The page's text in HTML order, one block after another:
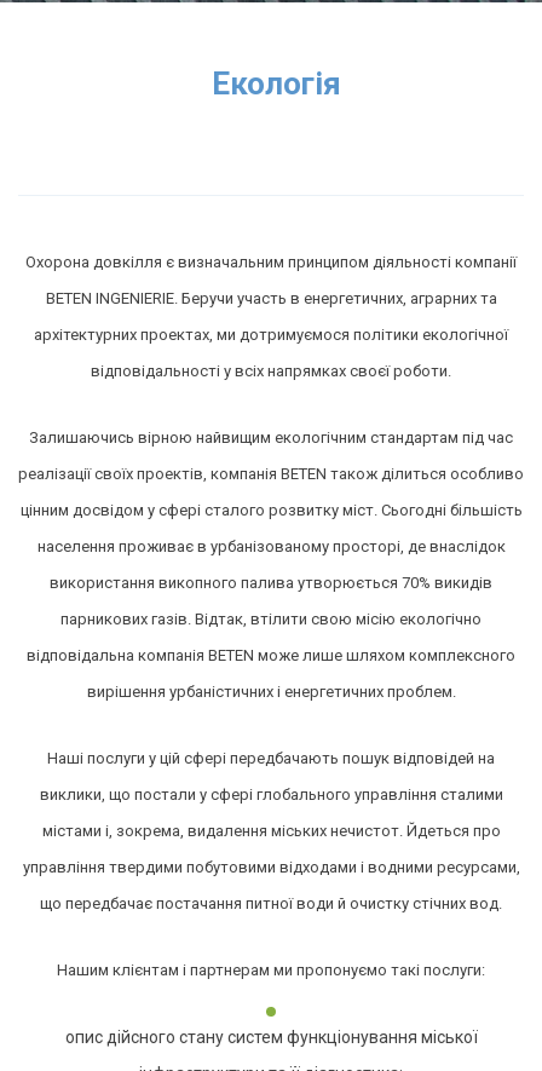
Екологія
Охорона довкілля є визначальним принципом діяльності компанії
BETEN INGENIERIE. Беручи участь в енергетичних, аграрних та
архітектурних проектах, ми дотримуємося політики екологічної
відповідальності у всіх напрямках своєї роботи.
Залишаючись вірною найвищим екологічним стандартам під час
реалізації своїх проектів, компанія BETEN також ділиться особливо
цінним досвідом у сфері сталого розвитку міст. Сьогодні більшість
населення проживає в урбанізованому просторі, де внаслідок
використання викопного палива утворюється 70% викидів
парникових газів. Відтак, втілити свою місію екологічно
відповідальна компанія BETEN може лише шляхом комплексного
вирішення урбаністичних і енергетичних проблем.
Наші послуги у цій сфері передбачають пошук відповідей на
виклики, що постали у сфері глобального управління сталими
містами і, зокрема, видалення міських нечистот. Йдеться про
управління твердими побутовими відходами і водними ресурсами,
що передбачає постачання питної води й очистку стічних вод.
Нашим клієнтам і партнерам ми пропонуємо такі послуги:
опис дійсного стану систем функціонування міської